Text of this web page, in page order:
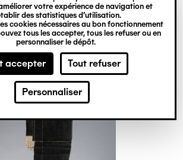
votre expérience de navigation et
des statistiques d’utilisation.
cookies nécessaires au bon fonctionnement
tous les accepter, tous les refuser ou en
personnaliser le dépôt.
accepter Tout refuser
Personnaliser